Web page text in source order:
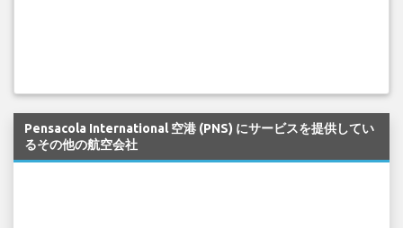
Pensacola International 空港 (PNS) にサービスを提供してい
るその他の航空会社